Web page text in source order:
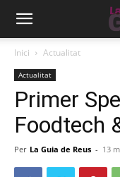
Inici Actualitat
Actualitat
Primer
Foodtech
Per La Guia de Reus - 13